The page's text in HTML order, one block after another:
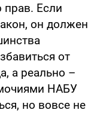
прав. Если
он должен
от
а реально –
НАБУ
но вовсе не